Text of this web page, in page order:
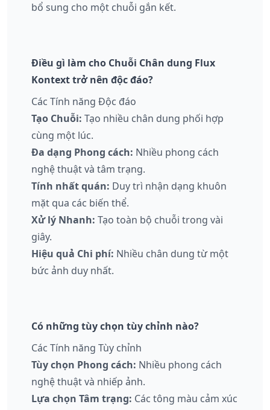
bổ sung cho một chuỗi gắn kết.
Điều gì làm cho Chuỗi Chân dung Flux
Kontext trở nên độc đáo?
Các Tính năng Độc đáo
Tạo Chuỗi: Tạo nhiều chân dung phối hợp
cùng một lúc.
Đa dạng Phong cách: Nhiều phong cách
nghệ thuật và tâm trạng.
Tính nhất quán: Duy trì nhận dạng khuôn
mặt qua các biến thể.
Xử lý Nhanh: Tạo toàn bộ chuỗi trong vài
giây.
Hiệu quả Chi phí: Nhiều chân dung từ một
bức ảnh duy nhất.
Có những tùy chọn tùy chỉnh nào?
Các Tính năng Tùy chỉnh
Tùy chọn Phong cách: Nhiều phong cách
nghệ thuật và nhiếp ảnh.
Lựa chọn Tâm trạng: Các tông màu cảm xúc